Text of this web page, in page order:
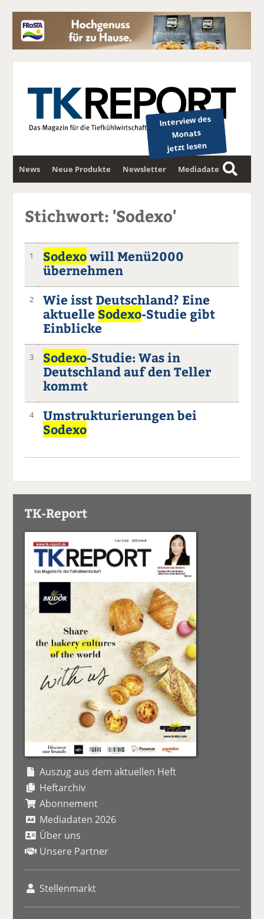
Interview des
Monats
jetzt lesen
News Neue Produkte Newsletter Mediadaten
S
u
Stichwort: 'Sodexo'
1 Sodexowill Menü2000
übernehmen
2
Wie isst Deutschland? Eine
aktuelle Sodexo-Studie gibt
Einblicke
3 Sodexo-Studie: Was in
Deutschland auf den Teller
kommt
4
Umstrukturierungen bei
Sodexo
TK-Report
Auszug aus dem aktuellen Heft
Heftarchiv
Abonnement
Mediadaten 2026
Über uns
Unsere Partner
Stellenmarkt